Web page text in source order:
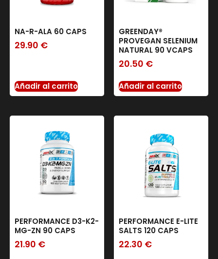
NA-R-ALA 60 CAPS
29.90 €
Añadir al carrito
GREENDAY®
PROVEGAN SELENIUM
NATURAL 90 VCAPS
20.50 €
Añadir al carrito
PERFORMANCE D3-K2-
MG-ZN 90 CAPS
21.90 €
PERFORMANCE E-LITE
SALTS 120 CAPS
22.30 €